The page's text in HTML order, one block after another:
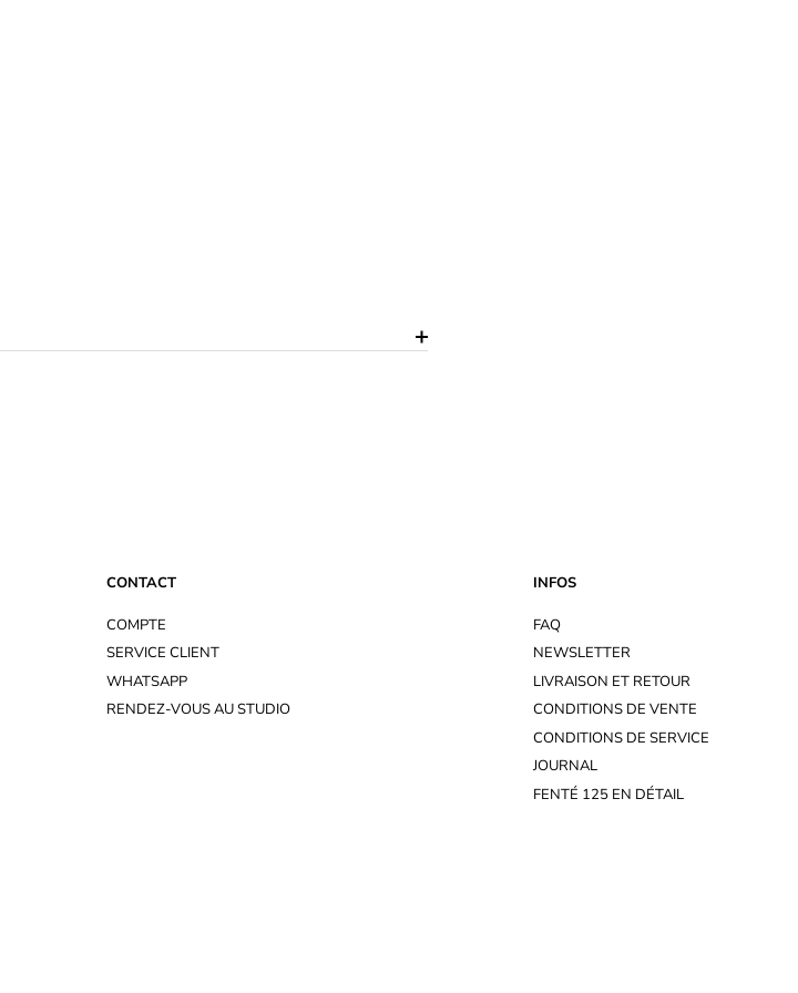
CONTACT
COMPTE
SERVICE CLIENT
WHATSAPP
RENDEZ-VOUS AU STUDIO
INFOS
FAQ
NEWSLETTER
LIVRAISON ET RETOUR
CONDITIONS DE VENTE
CONDITIONS DE SERVICE
JOURNAL
FENTÉ 125 EN DÉTAIL